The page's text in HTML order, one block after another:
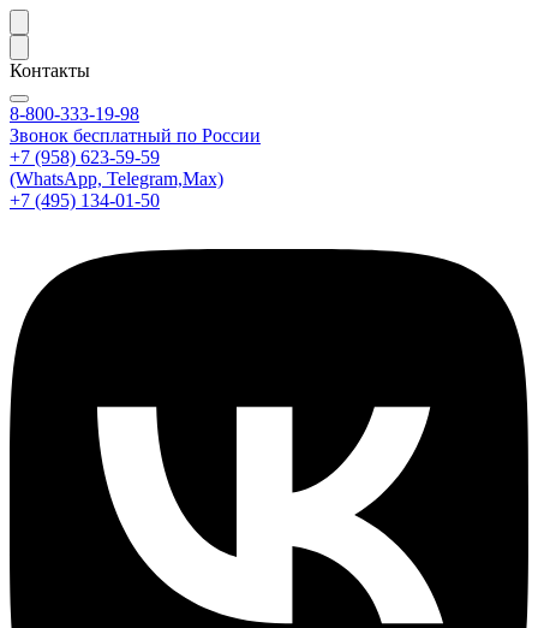
Контакты
8-800-333-19-98
Звонок бесплатный по России
+7 (958) 623-59-59
(WhatsApp, Telegram,Max)
+7 (495) 134-01-50